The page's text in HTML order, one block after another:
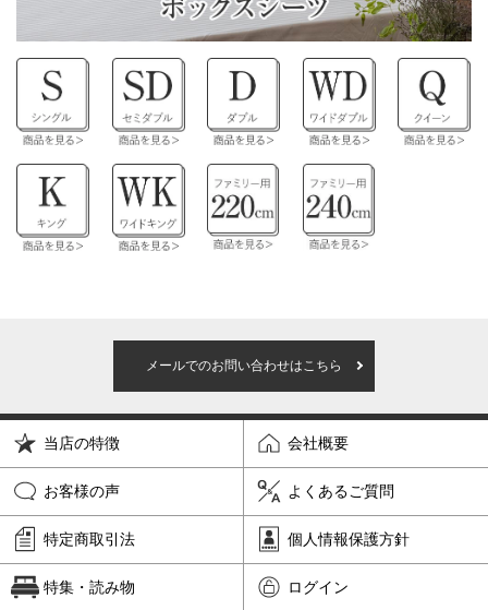
メールでのお問い合わせはこちら
当店の特徴 会社概要
お客様の声 よくあるご質問
特定商取引法 個人情報保護方針
特集・読み物 ログイン